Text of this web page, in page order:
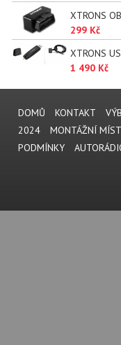
XTRONS
299 Kč
XTRONS
1 490 Kč
DOMŮ KONTAKT
2024
MONTÁŽNÍ
PODMÍNKY